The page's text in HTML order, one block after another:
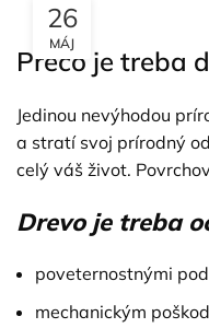
26
MÁJ
Prečo je treba
Jedinou nevýhodou
a stratí svoj prírodný
celý váš život.
Drevo je treba
poveternostnými
mechanickým